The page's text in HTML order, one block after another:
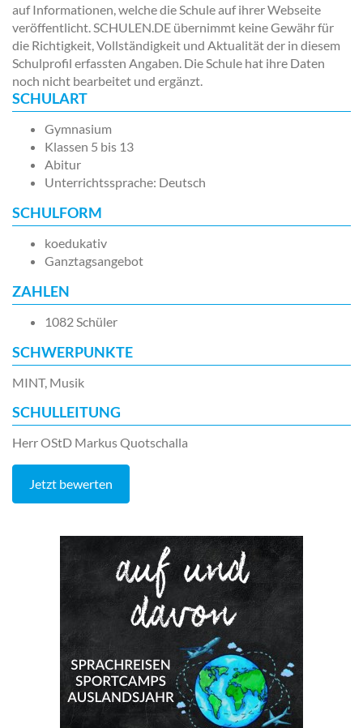
auf Informationen, welche die Schule auf ihrer Webseite
veröffentlicht. SCHULEN.DE übernimmt keine Gewähr für
die Richtigkeit, Vollständigkeit und Aktualität der in diesem
Schulprofil erfassten Angaben. Die Schule hat ihre Daten
noch nicht bearbeitet und ergänzt.
SCHULART
Gymnasium
Klassen 5 bis 13
Abitur
Unterrichtssprache: Deutsch
SCHULFORM
koedukativ
Ganztagsangebot
ZAHLEN
1082 Schüler
SCHWERPUNKTE
MINT, Musik
SCHULLEITUNG
Herr OStD Markus Quotschalla
Jetzt bewerten